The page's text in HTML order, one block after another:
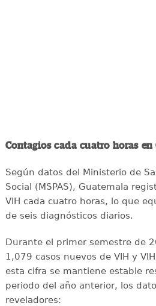
Contagios cada cuatro horas en
Según datos del Ministerio de
Social (MSPAS), Guatemala
VIH cada cuatro horas, lo que
de seis diagnósticos diarios.
Durante el primer semestre de
1,079 casos nuevos de VIH y
esta cifra se mantiene estable
periodo del año anterior, los
reveladores: